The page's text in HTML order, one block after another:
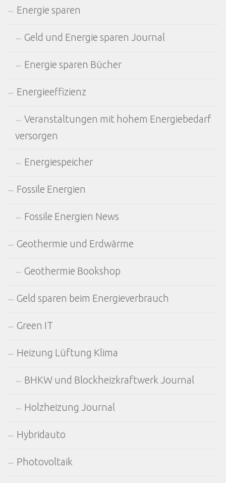
Energie sparen
Geld und Energie sparen Journal
Energie sparen Bücher
Energieeffizienz
Veranstaltungen mit hohem Energiebedarf
versorgen
Energiespeicher
Fossile Energien
Fossile Energien News
Geothermie und Erdwärme
Geothermie Bookshop
Geld sparen beim Energieverbrauch
Green IT
Heizung Lüftung Klima
BHKW und Blockheizkraftwerk Journal
Holzheizung Journal
Hybridauto
Photovoltaik